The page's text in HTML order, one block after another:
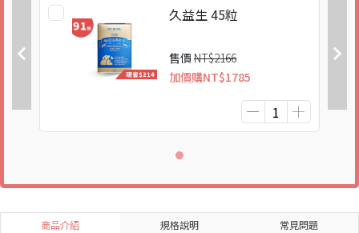
久益生 45粒
售價 NT$2166
加價購NT$1785
商品介紹 規格說明 常見問題